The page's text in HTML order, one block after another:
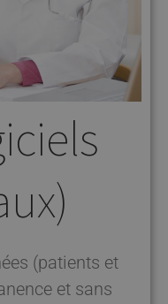
(patients et
et sans